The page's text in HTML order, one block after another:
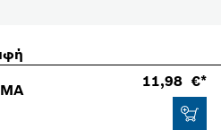
11,98 €*